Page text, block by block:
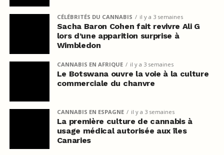
CÉLÉBRITÉS DU CANNABIS il y a 3 semaines
Sacha Baron Cohen fait revivre Ali G
lors d’une apparition surprise à
Wimbledon
CANNABIS EN AFRIQUE il y a 3 semaines
Le Botswana ouvre la voie à la culture
commerciale du chanvre
CANNABIS EN ESPAGNE il y a 3 semaines
La première culture de cannabis à
usage médical autorisée aux îles
Canaries